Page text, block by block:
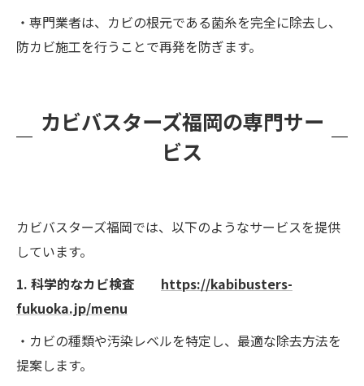
・専門業者は、カビの根元である菌糸を完全に除去し、
防カビ施工を行うことで再発を防ぎます。
カビバスターズ福岡の専門サー
ビス
カビバスターズ福岡では、以下のようなサービスを提供
しています。
1. 科学的なカビ検査 https://kabibusters-
fukuoka.jp/menu
・カビの種類や汚染レベルを特定し、最適な除去方法を
提案します。